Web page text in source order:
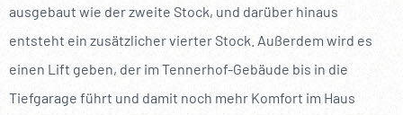
ausgebaut wie der zweite Stock, und darüber hinaus
entsteht ein zusätzlicher vierter Stock. Außerdem wird es
einen Lift geben, der im Tennerhof-Gebäude bis in die
Tiefgarage führt und damit noch mehr Komfort im Haus